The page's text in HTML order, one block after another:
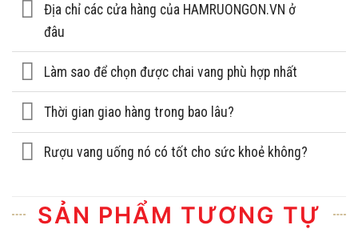
Địa chỉ các cửa hàng của HAMRUONGON.VN ở
đâu
Làm sao để chọn được chai vang phù hợp nhất
Thời gian giao hàng trong bao lâu?
Rượu vang uống nó có tốt cho sức khoẻ không?
SẢN PHẨM TƯƠNG TỰ